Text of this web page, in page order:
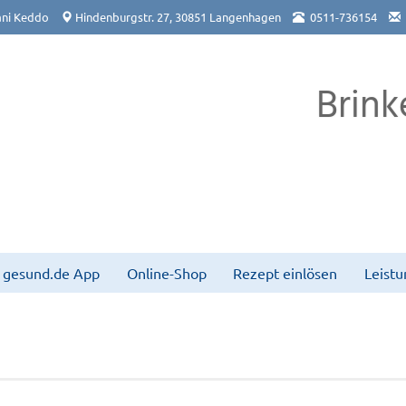
Keddo Hindenburgstr. 27, 30851 Langenhagen 0511-736154
gesund.de App Online-Shop Rezept einlösen